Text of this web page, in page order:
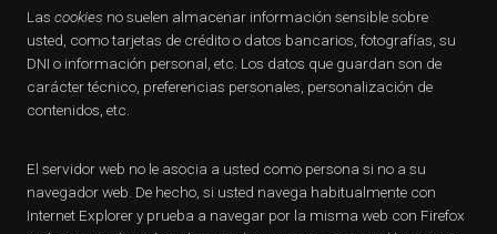
Las cookies no suelen almacenar información sensible sobre
usted, como tarjetas de crédito o datos bancarios, fotografías, su
DNI o información personal, etc. Los datos que guardan son de
carácter técnico, preferencias personales, personalización de
contenidos, etc.
El servidor web no le asocia a usted como persona si no a su
navegador web. De hecho, si usted navega habitualmente con
Internet Explorer y prueba a navegar por la misma web con Firefox